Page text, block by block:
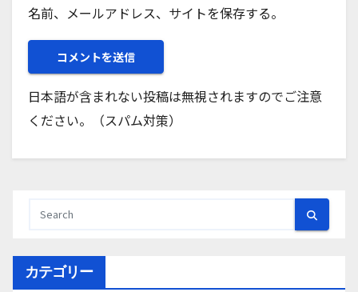
名前、メールアドレス、サイトを保存する。
日本語が含まれない投稿は無視されますのでご注意
ください。（スパム対策）
カテゴリー